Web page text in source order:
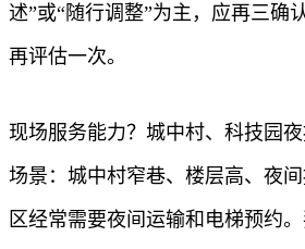
述”或“随行调整”为主，应再三确
再评估一次。
现场服务能力？城中村、科技园
场景：城中村窄巷、楼层高、夜
区经常需要夜间运输和电梯预约